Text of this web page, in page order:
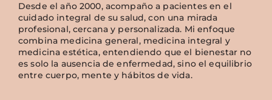
Desde el año 2000, acompaño a pacientes en el
cuidado integral de su salud, con una mirada
profesional, cercana y personalizada. Mi enfoque
combina medicina general, medicina integral y
medicina estética, entendiendo que el bienestar no
es solo la ausencia de enfermedad, sino el equilibrio
entre cuerpo, mente y hábitos de vida.